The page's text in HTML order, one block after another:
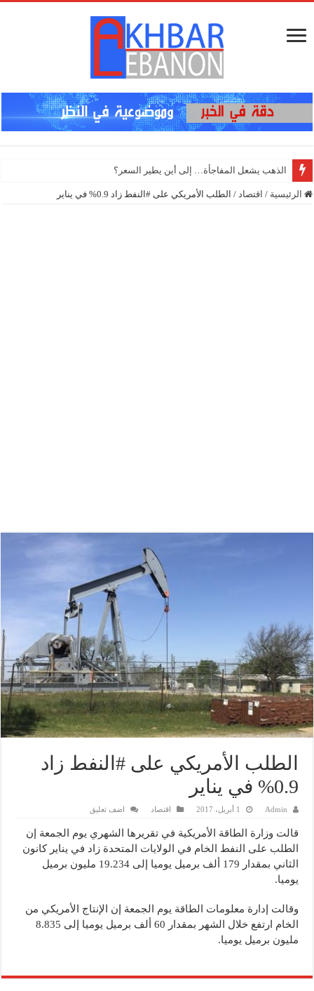
إنذا
الرئيسية / اقتصاد / الطلب الأمريكي على #النفط زاد 0.9% في يناير
الطلب الأمريكي على #النفط زاد
0.9% في يناير
Admin 1 أبريل، 2017 اقتصاد اضف تعليق
قالت وزارة الطاقة الأمريكية في تقريرها الشهري يوم الجمعة إن
الطلب على النفط الخام في الولايات المتحدة زاد في يناير كانون
الثاني بمقدار 179 ألف برميل يوميا إلى 19.234 مليون برميل
يوميا.
وقالت إدارة معلومات الطاقة يوم الجمعة إن الإنتاج الأمريكي من
الخام ارتفع خلال الشهر بمقدار 60 ألف برميل يوميا إلى 8.835
مليون برميل يوميا.